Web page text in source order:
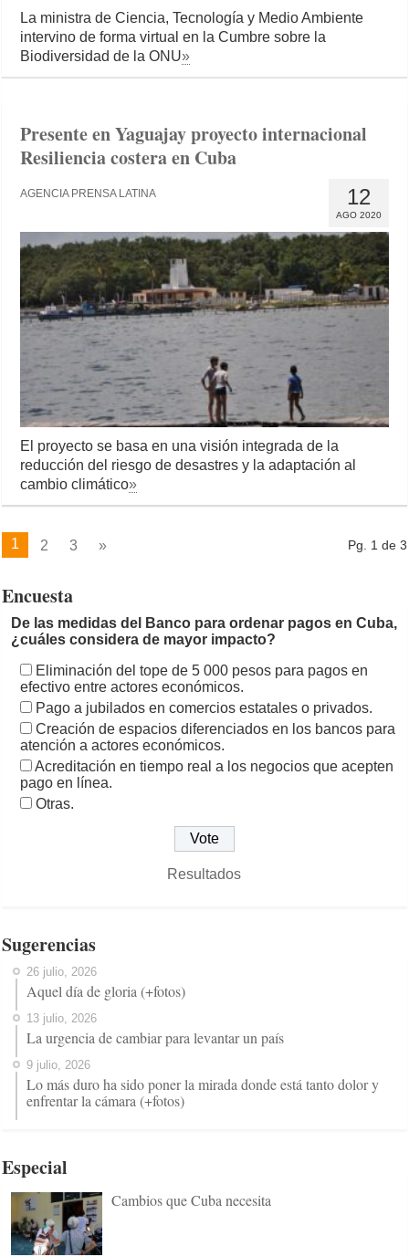
La ministra de Ciencia, Tecnología y Medio Ambiente
intervino de forma virtual en la Cumbre sobre la
Biodiversidad de la ONU»
Presente en Yaguajay proyecto internacional
Resiliencia costera en Cuba
12
AGO 2020
AGENCIA PRENSA LATINA
El proyecto se basa en una visión integrada de la
reducción del riesgo de desastres y la adaptación al
cambio climático»
Pg. 1 de 3
1 2 3 »
Encuesta
De las medidas del Banco para ordenar pagos en Cuba,
¿cuáles considera de mayor impacto?
Eliminación del tope de 5 000 pesos para pagos en
efectivo entre actores económicos.
Pago a jubilados en comercios estatales o privados.
Creación de espacios diferenciados en los bancos para
atención a actores económicos.
Acreditación en tiempo real a los negocios que acepten
pago en línea.
Otras.
Resultados
Sugerencias
26 julio, 2026
Aquel día de gloria (+fotos)
13 julio, 2026
La urgencia de cambiar para levantar un país
9 julio, 2026
Lo más duro ha sido poner la mirada donde está tanto dolor y
enfrentar la cámara (+fotos)
Especial
Cambios que Cuba necesita